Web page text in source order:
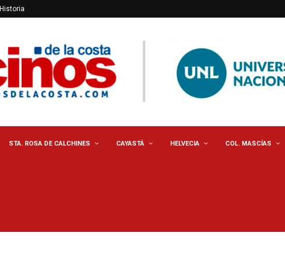
Historia
STA. ROSA DE CALCHINES CAYASTÁ HELVECIA COL. MASCÍAS